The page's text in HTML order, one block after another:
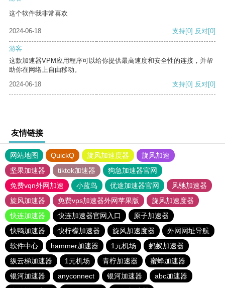
这个软件我非常喜欢
2024-06-18 支持[0] 反对[0]
游客
这款加速器VPM应用程序可以给你提供最高速度和安全性的连接，并帮
助你在网络上自由移动。
2024-06-18
支持[0] 反对[0]
友情链接
网站地图 QuickQ 旋风加速度器
旋风加速
坚果加速器
tiktok加速器
狗急加速器官网
免费vqn外网加速
小蓝鸟 优途加速器官网
风驰加速器
旋风加速器
免费vps加速器外网苹果版
旋风加速度器
快连加速器
快连加速器官网入口
原子加速器
快鸭加速器
快柠檬加速器 旋风加速度器
外网网址导航
软件中心
hammer加速器 1元机场
蚂蚁加速器
纵云梯加速器
1元机场 青柠加速器
蜜蜂加速器
银河加速器
anyconnect 银河加速器
abc加速器